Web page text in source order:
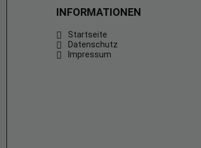
INFORMATIONEN
Startseite
Datenschutz
Impressum